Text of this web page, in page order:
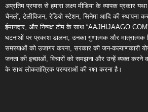
अप्रतिम प्रयास से हमारा लक्ष्य मीडिया के व्यापक प्रकार
चैनलों, टेलीविजन, रेडियो स्टेशन, सिनेमा आदि की स्थापना
ईमानदार, और निष्पक्ष टीम के साथ
घटनाओं पर प्रकाश डालना, उनका गुणात्मक और मात्रात्मक
समस्याओं को उजागर करना, सरकार की जन-कल्याणकारी
जनता की इच्छाओं, विचारों को समझना और उन्हें व्यक्त करने
के साथ लोकतांत्रिक परम्पराओं की रक्षा करना है।